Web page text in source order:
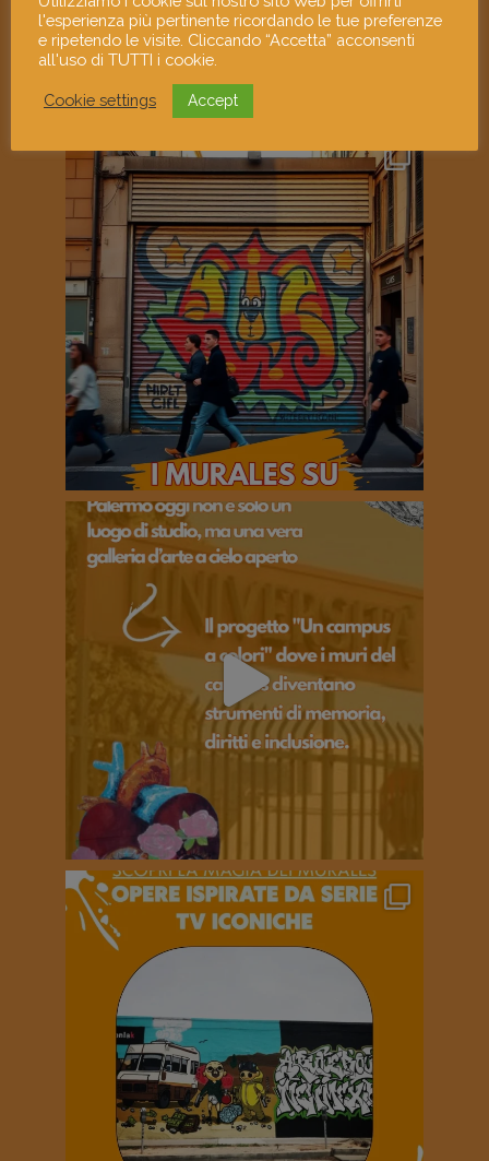
l'esperienza più pertinente ricordando le tue preferenze
e ripetendo le visite. Cliccando “Accetta” acconsenti
all'uso di TUTTI i cookie.
Cookie settings Accept